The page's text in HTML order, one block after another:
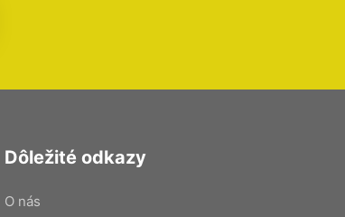
Dôležité odkazy
O nás